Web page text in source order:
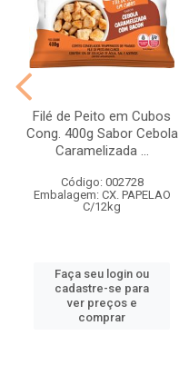
Filé de Peito em Cubos
Cong. 400g Sabor Cebola
Caramelizada ...
Código: 002728
Embalagem: CX. PAPELAO
C/12kg
Faça seu login ou
cadastre-se para
ver preços e
comprar